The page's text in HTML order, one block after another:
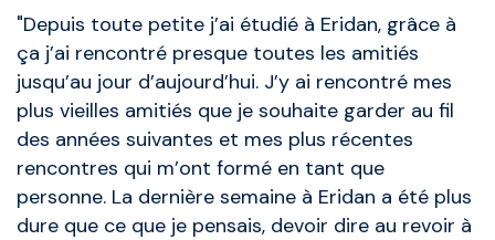
"Depuis toute petite j’ai étudié à Eridan, grâce à
ça j’ai rencontré presque toutes les amitiés
jusqu’au jour d’aujourd’hui. J’y ai rencontré mes
plus vieilles amitiés que je souhaite garder au fil
des années suivantes et mes plus récentes
rencontres qui m’ont formé en tant que
personne. La dernière semaine à Eridan a été plus
dure que ce que je pensais, devoir dire au revoir à